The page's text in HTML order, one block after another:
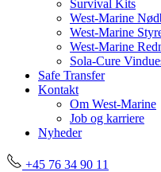
Survival Kits
West-Marine
West-Marine
West-Marine
Sola-Cure
Safe Transfer
Kontakt
Om West-Marine
Job og karriere
Nyheder
+45 76 34 90 11